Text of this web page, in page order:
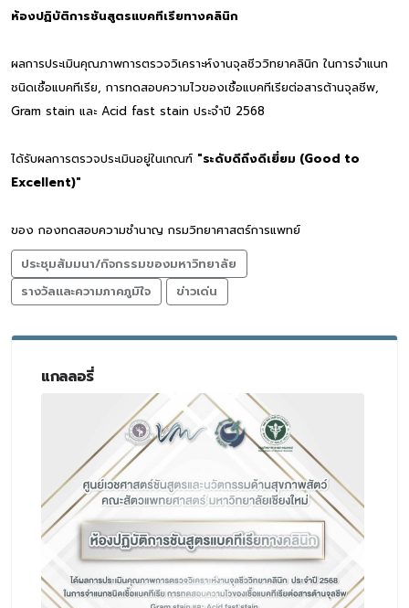
ห้องปฏิบัติการชันสูตรแบคทีเรียทางคลินิก
ผลการประเมินคุณภาพการตรวจวิเคราะห์งานจุลชีววิทยาคลินิก ในการจำแนก
ชนิดเชื้อแบคทีเรีย, การทดสอบความไวของเชื้อแบคทีเรียต่อสารต้านจุลชีพ,
Gram stain และ Acid fast stain ประจำปี 2568
ได้รับผลการตรวจประเมินอยู่ในเกณฑ์ "ระดับดีถึงดีเยี่ยม (Good to
Excellent)"
ของ กองทดสอบความชำนาญ กรมวิทยาศาสตร์การแพทย์
ประชุมสัมมนา/กิจกรรมของมหาวิทยาลัย
รางวัลและความภาคภูมิใจ
ข่าวเด่น
แกลลอรี่